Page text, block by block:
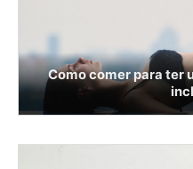
Como comer para ter